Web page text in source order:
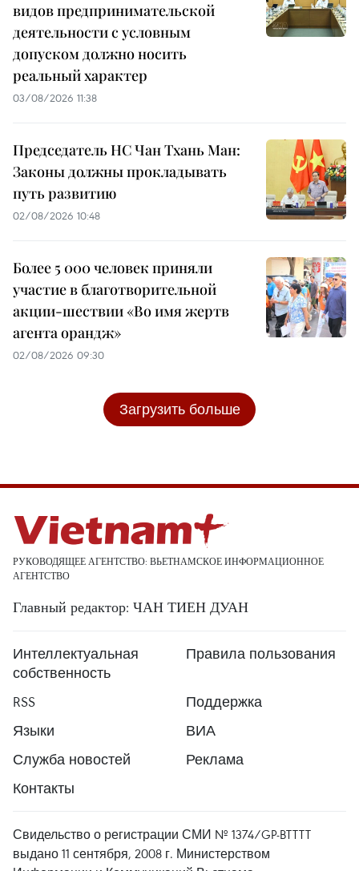
видов предпринимательской
деятельности с условным
допуском должно носить
реальный характер
03/08/2026 11:38
Председатель НС Чан Тхань Ман:
Законы должны прокладывать
путь развитию
02/08/2026 10:48
Более 5 000 человек приняли
участие в благотворительной
акции-шествии «Во имя жертв
агента орандж»
02/08/2026 09:30
Загрузить больше
РУКОВОДЯЩЕЕ АГЕНТСТВО: ВЬЕТНАМСКОЕ ИНФОРМАЦИОННОЕ
АГЕНТСТВО
Главный редактор: ЧАН ТИЕН ДУАН
Интеллектуальная
собственность
Правила пользования
RSS
Поддержка
Языки
ВИА
Служба новостей
Реклама
Контакты
Свидельство о регистрации СМИ № 1374/GP-BTTTT
выдано 11 сентября, 2008 г. Министерством